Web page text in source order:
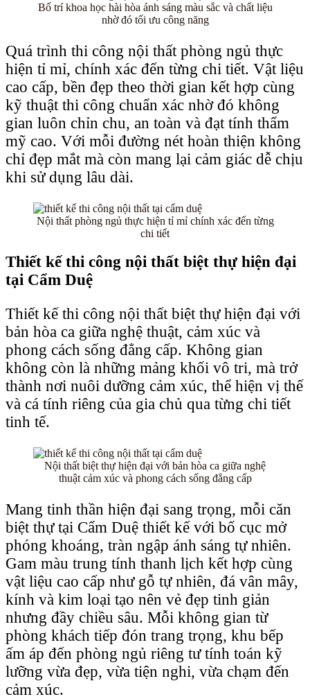
Bố trí khoa học hài hòa ánh sáng màu sắc và chất liệu
nhờ đó tối ưu công năng
Quá trình thi công nội thất phòng ngủ thực
hiện tỉ mỉ, chính xác đến từng chi tiết. Vật liệu
cao cấp, bền đẹp theo thời gian kết hợp cùng
kỹ thuật thi công chuẩn xác nhờ đó không
gian luôn chỉn chu, an toàn và đạt tính thẩm
mỹ cao. Với mỗi đường nét hoàn thiện không
chỉ đẹp mắt mà còn mang lại cảm giác dễ chịu
khi sử dụng lâu dài.
Nội thất phòng ngủ thực hiện tỉ mỉ chính xác đến từng
chi tiết
Thiết kế thi công nội thất biệt thự hiện đại
tại Cẩm Duệ
Thiết kế thi công nội thất biệt thự hiện đại với
bản hòa ca giữa nghệ thuật, cảm xúc và
phong cách sống đẳng cấp. Không gian
không còn là những mảng khối vô tri, mà trở
thành nơi nuôi dưỡng cảm xúc, thể hiện vị thế
và cá tính riêng của gia chủ qua từng chi tiết
tinh tế.
Nội thất biệt thự hiện đại với bản hòa ca giữa nghệ
thuật cảm xúc và phong cách sống đẳng cấp
Mang tinh thần hiện đại sang trọng, mỗi căn
biệt thự tại Cẩm Duệ thiết kế với bố cục mở
phóng khoáng, tràn ngập ánh sáng tự nhiên.
Gam màu trung tính thanh lịch kết hợp cùng
vật liệu cao cấp như gỗ tự nhiên, đá vân mây,
kính và kim loại tạo nên vẻ đẹp tinh giản
nhưng đầy chiều sâu. Mỗi không gian từ
phòng khách tiếp đón trang trọng, khu bếp
ấm áp đến phòng ngủ riêng tư tính toán kỹ
lưỡng vừa đẹp, vừa tiện nghi, vừa chạm đến
cảm xúc.